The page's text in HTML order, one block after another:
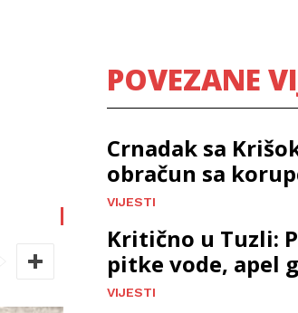
POVEZANE
Crnadak sa
obračun sa
VIJESTI
Kritično u Tuzli:
pitke vode, apel
VIJESTI